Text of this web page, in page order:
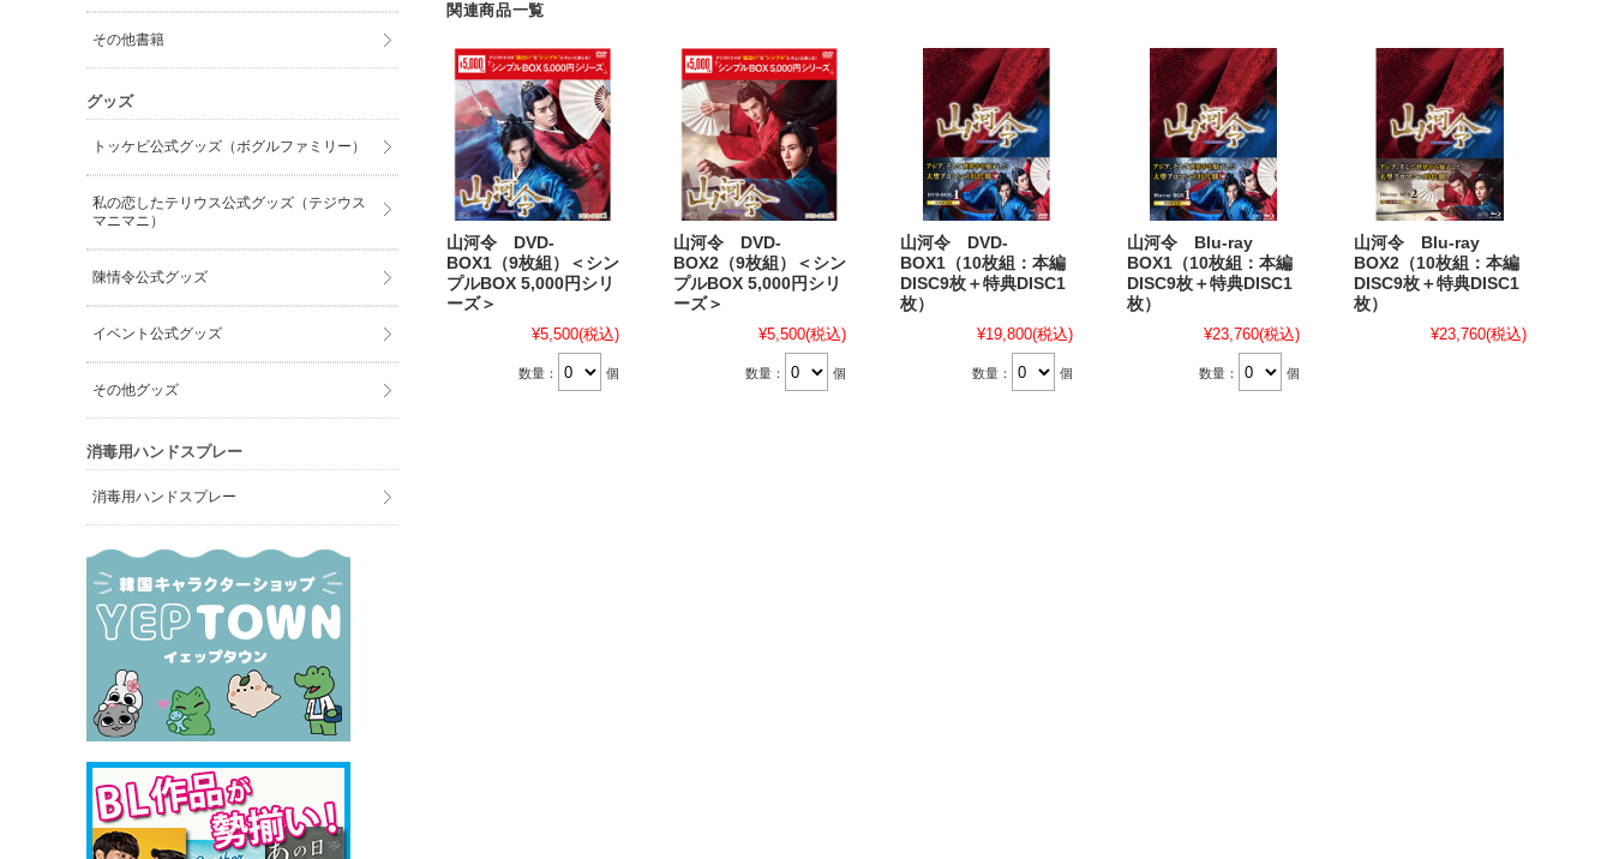
関連商品一覧
山河令 DVD-
BOX1（9枚組）＜シン
プルBOX 5,000円シリ
ーズ＞
¥5,500(税込)
数量： 個
山河令 DVD-
BOX2（9枚組）＜シン
プルBOX 5,000円シリ
ーズ＞
¥5,500(税込)
数量： 個
山河令 DVD-
BOX1（10枚組：本編
DISC9枚＋特典DISC1
枚）
¥19,800(税込)
数量： 個
山河令 Blu-ray
BOX1（10枚組：本編
DISC9枚＋特典DISC1
枚）
¥23,760(税込)
数量： 個
山河令 Blu-ray
BOX2（10枚組：本編
DISC9枚＋特典DISC1
枚）
¥23,760(税込)
その他書籍
グッズ
トッケビ公式グッズ（ボグルファミリー）
私の恋したテリウス公式グッズ（テジウス
マニマニ）
陳情令公式グッズ
イベント公式グッズ
その他グッズ
消毒用ハンドスプレー
消毒用ハンドスプレー